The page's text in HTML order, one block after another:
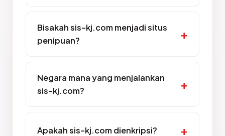
Bisakah sis-kj.com menjadi situs
penipuan?
Negara mana yang menjalankan
sis-kj.com?
Apakah sis-kj.com dienkripsi?